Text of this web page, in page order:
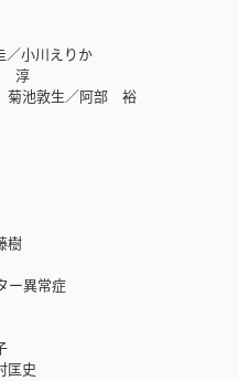
小川えりか
淳
池敦生／阿部 裕
樹
ー異常症
史